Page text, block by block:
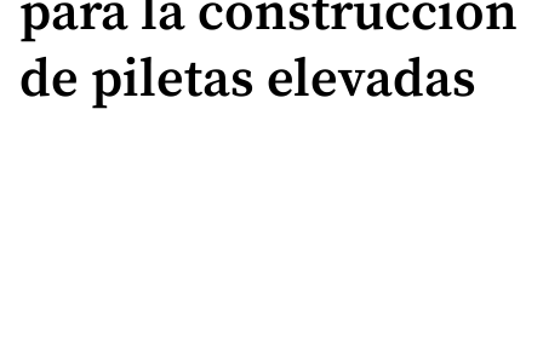
para la construcción
de piletas elevadas